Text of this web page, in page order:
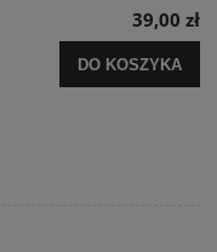
39,00 zł
DO KOSZYKA